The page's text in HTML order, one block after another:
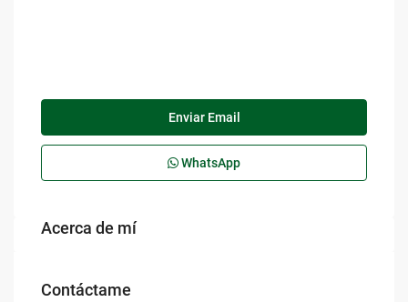
Enviar Email
WhatsApp
Acerca de mí
Contáctame